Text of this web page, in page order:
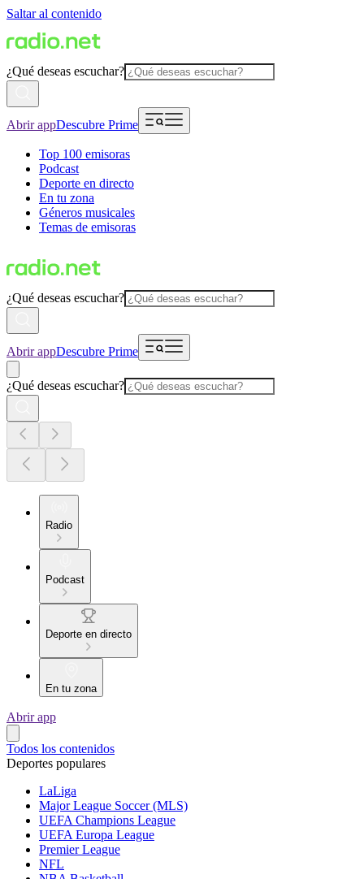
Saltar al contenido
¿Qué deseas escuchar?
Abrir appDescubre Prime
Top 100 emisoras
Podcast
Deporte en directo
En tu zona
Géneros musicales
Temas de emisoras
¿Qué deseas escuchar?
Abrir appDescubre Prime
¿Qué deseas escuchar?
Radio
Podcast
Deporte en directo
En tu zona
Abrir app
Todos los contenidos
Deportes populares
LaLiga
Major League Soccer (MLS)
UEFA Champions League
UEFA Europa League
Premier League
NFL